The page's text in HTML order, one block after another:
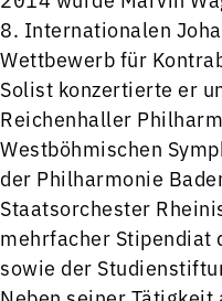
8. Internationalen
Wettbewerb für
Solist konzertierte er
Reichenhaller
Westböhmischen
der Philharmonie
Staatsorchester
mehrfacher Stipendiat
sowie der